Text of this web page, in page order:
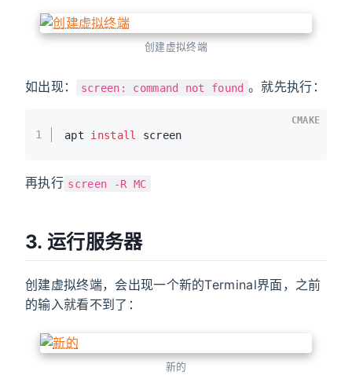
创建虚拟终端
如出现： screen: command not found 。就先执行：
1 apt install screen
CMAKE
再执行 screen -R MC
3. 运行服务器
创建虚拟终端，会出现一个新的Terminal界面，之前
的输入就看不到了：
新的